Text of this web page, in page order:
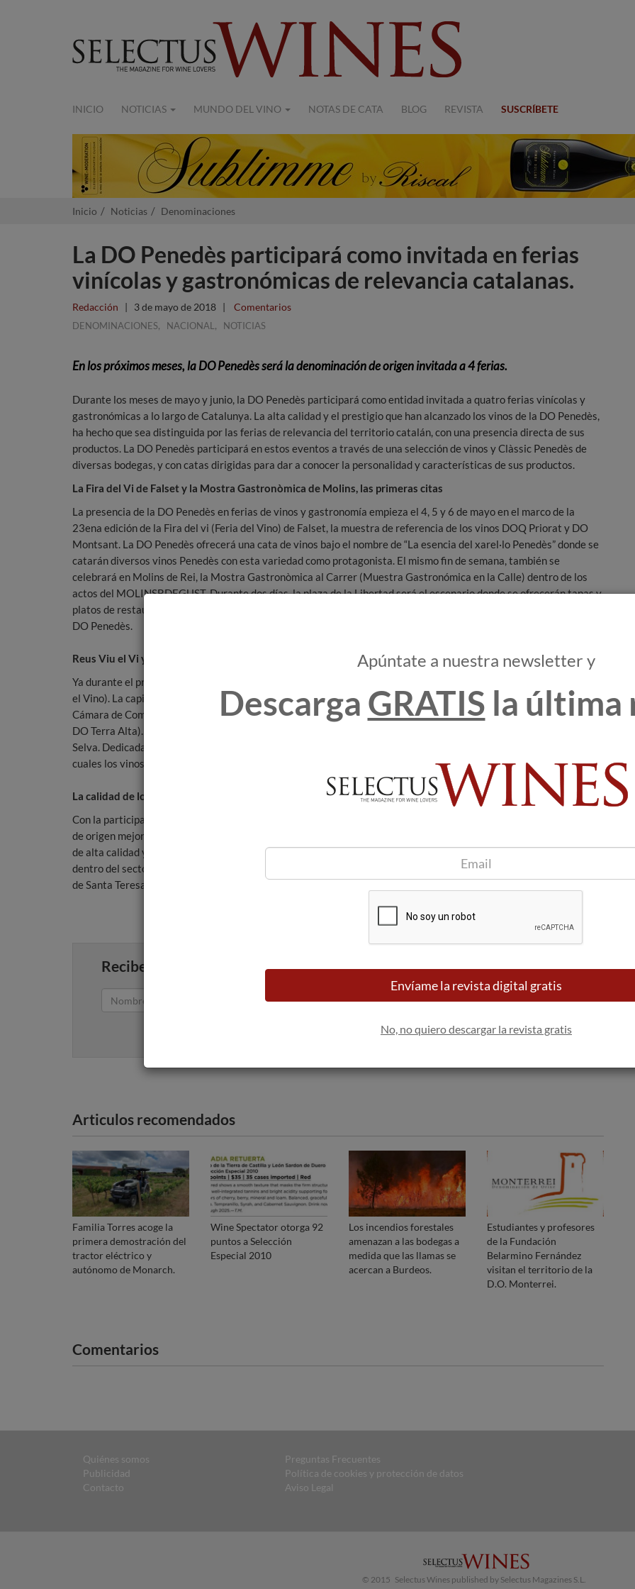
INICIO NOTICIAS MUNDO DEL VINO NOTAS DE CATA BLOG REVISTA SUSCRÍBETE
Inicio Noticias Denominaciones
La DO Penedès participará como invitada en ferias
vinícolas y gastronómicas de relevancia catalanas.
Redacción | 3 de mayo de 2018 | Comentarios
DENOMINACIONES, NACIONAL , NOTICIAS
En los próximos meses, la DO Penedès será la denominación de origen invitada a 4 ferias.
Durante los meses de mayo y junio, la DO Penedès participará como entidad invitada a quatro ferias vinícolas y
gastronómicas a lo largo de Catalunya. La alta calidad y el prestigio que han alcanzado los vinos de la DO Penedès,
ha hecho que sea distinguida por las ferias de relevancia del territorio catalán, con una presencia directa de sus
productos. La DO Penedès participará en estos eventos a través de una selección de vinos y Clàssic Penedès de
diversas bodegas, y con catas dirigidas para dar a conocer la personalidad y características de sus productos.
La Fira del Vi de Falset y la Mostra Gastronòmica de Molins, las primeras citas
La presencia de la DO Penedès en ferias de vinos y gastronomía empieza el 4, 5 y 6 de mayo en el marco de la
23ena edición de la Fira del vi (Feria del Vino) de Falset, la muestra de referencia de los vinos DOQ Priorat y DO
Montsant. La DO Penedès ofrecerá una cata de vinos bajo el nombre de “La esencia del xarel·lo Penedès” donde se
catarán diversos vinos Penedès con esta variedad como protagonista. El mismo fin de semana, también se
celebrará en Molins de Rei, la Mostra Gastronòmica al Carrer (Muestra Gastronómica en la Calle) dentro de los
actos del MOLINSBDEGUST. Durante dos días, la plaza de la Libertad será el escenario donde se ofrecerán tapas y
platos de restauradores y establecimientos alimentarios del municipio, maridados con vinos exclusivamente de la
DO Penedès.
Reus Viu el Vi y la Fira del Tap en Cassà de la Selva en junio
Ya durante el primer fin de semana del mes de junio, la DO Penedès será la DO invitada a Reus Viu el Vi (Reus Vive
el Vino). La capital del Baix Camp acogerá durante tres días, una multitudinaria feria dedicada a las DO’s de la
Cámara de Comercio de Reus (DO Catalunya, DO Conca de Barberà, DO Montsant, DOQ Priorat, DO Tarragona y
DO Terra Alta). Por otra parte, el 8, 9 i 10 de junio, tendrá lugar la Fira del Tap (Feria del Tapón) en Cassà de la
Selva. Dedicada al mundo del corcho, cuenta también con diversas propuestas vinícolas y gastronómicas, entre las
cuales los vinos de la DO Penedès.
La calidad de los vinos Penedès toma relevancia
Con la participación a eventos por todo el territorio, la DO Penedès se posiciona como una de las denominaciones
de origen mejor valoradas. La tarea desarrollada des de los últimos tiempos centrada en la potenciación de vinos
de alta calidad y el valor de su territorio y entorno, han hecho que ha día de hoy, hayan conseguido un alto prestigio
dentro del sector vinícola catalán. Siguiendo esta línea, la DO Penedès ya tiene marcado en el calendario las Fires
de Santa Teresa de El Vendrell, donde ya han anunciado que participarán como invitados.
Recibe artículos como este en tu bandeja de entrada
Apúntame
spam.
Articulos recomendados
Familia Torres acoge la
primera demostración del
tractor eléctrico y
autónomo de Monarch.
Wine Spectator otorga 92
puntos a Selección
Especial 2010
Los incendios forestales
amenazan a las bodegas a
medida que las llamas se
acercan a Burdeos.
Estudiantes y profesores
de la Fundación
Belarmino Fernández
visitan el territorio de la
D.O. Monterrei.
Comentarios
Quiénes somos
Publicidad
Contacto
Preguntas Frecuentes
Política de cookies y protección de datos
Aviso Legal
© 2015 Selectus Wines published by Selectus Magazines S.L.
Apúntate a nuestra newsletter y
Descarga GRATIS la última
Envíame la revista digital gratis
No, no quiero descargar la revista gratis